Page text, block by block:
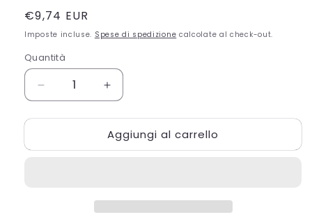
Prezzo
di
€9,74 EUR
Imposte incluse. Spese di spedizione calcolate al check-out.
Quantità
Quantità
Diminuisci
quantità
per
GOLDEVER
Aumenta
quantità
per
NASTRO
GOLDEVER
Aggiungi al carrello